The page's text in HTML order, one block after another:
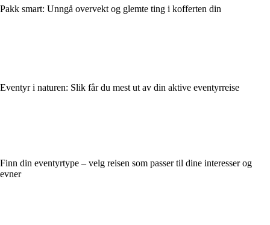
Pakk smart: Unngå overvekt og glemte ting i kofferten din
Eventyr i naturen: Slik får du mest ut av din aktive eventyrreise
Finn din eventyrtype – velg reisen som passer til dine interesser og
evner